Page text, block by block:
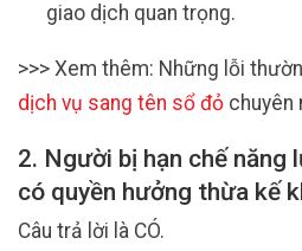
giao dịch quan trọng.
>>> Xem thêm: Những lỗi
dịch vụ sang tên sổ đỏ chuyên
2. Người bị hạn chế năng
có quyền hưởng thừa kế
Câu trả lời là CÓ.